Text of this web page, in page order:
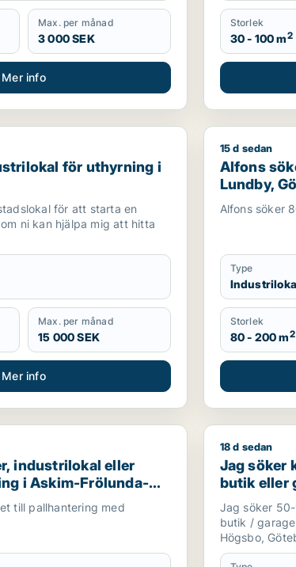
Max. per månad
3 000 SEK
Mer info
Storlek
30 - 100 m2
m.fl.för uthyrning i Borås
för uthyrning i
ni kan hjälpa mig att hitta
Max. per månad
15 000 SEK
Mer info
Alfons
15 d sedan
Alfons
Lundby,
m.fl.
Alfons söker
Type
Storlek
80 - 200 m2
eller garage för uthyrning i Askim-
industrilokal eller
i Askim-Frölunda-
till pallhantering med
Jag söker
18 d sedan
Jag söker
butik eller
Västra,
Göteborg
Jag söker
butik /
Högsbo,